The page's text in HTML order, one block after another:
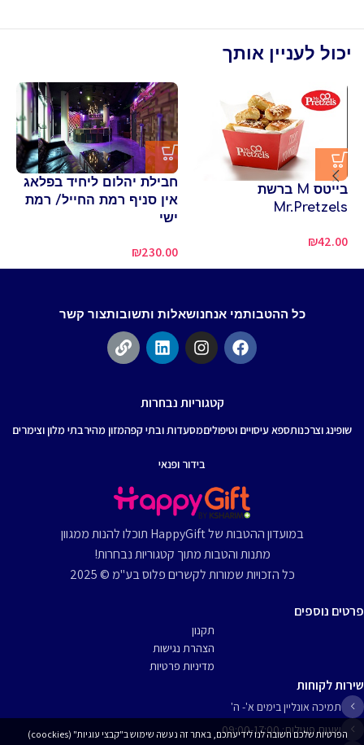
יכול לעניין אותך
בייטס M ברשת
Mr.Pretzels
₪42.00
חבילת יהלום ליחיד בפלאג
אין סניף רמת החייל/ רמת
ישי
₪230.00
כל ההטבותמי אנחנושאלות ותשובותצור קשר
קטגוריות נבחרות
שופינג וצרכנותספא עיסויים וטיפוליםמסעדות ובתי קפהמזון מהירבתי מלון וצימרים
בידור ופנאי
במועדון ההטבות של HappyGift תוכלו להנות ממגוון
מתנות והטבות מתוך קטגוריות נבחרות!
כל הזכויות שמורות לקשרים פלוס בע"מ © 2025
פרטים נוספים
תקנון
הצהרת נגישות
מדיניות פרטיות
שירות לקוחות
תמיכה אונליין בימים א'- ה'
שעות פעילות: 09:00-17:00
הפרטיות שלכם חשובה לנו לידיעתכם, באתר זה נעשה שימוש ב"קבצי עוגיות" (coockies)